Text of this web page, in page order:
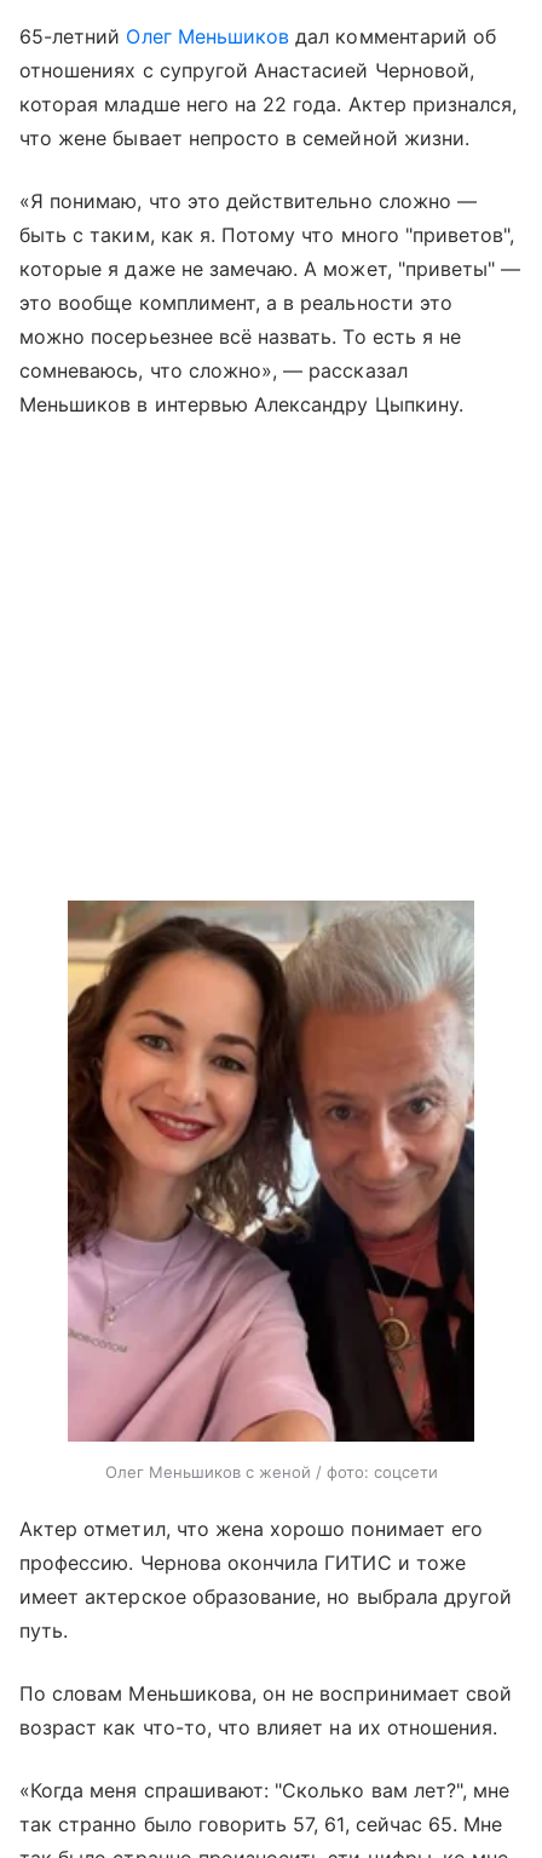
65-летний Олег Меньшиков дал комментарий об
отношениях с супругой Анастасией Черновой,
которая младше него на 22 года. Актер признался,
что жене бывает непросто в семейной жизни.
«Я понимаю, что это действительно сложно —
быть с таким, как я. Потому что много "приветов",
которые я даже не замечаю. А может, "приветы" —
это вообще комплимент, а в реальности это
можно посерьезнее всё назвать. То есть я не
сомневаюсь, что сложно», — рассказал
Меньшиков в интервью Александру Цыпкину.
Олег Меньшиков с женой / фото: соцсети
Актер отметил, что жена хорошо понимает его
профессию. Чернова окончила ГИТИС и тоже
имеет актерское образование, но выбрала другой
путь.
По словам Меньшикова, он не воспринимает свой
возраст как что-то, что влияет на их отношения.
«Когда меня спрашивают: "Сколько вам лет?", мне
так странно было говорить 57, 61, сейчас 65. Мне